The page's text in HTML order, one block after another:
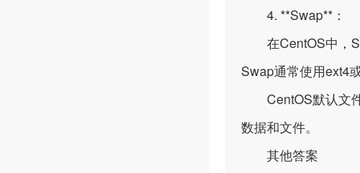
4. **Swap**：
在CentOS中，
Swap通常使用ext4
CentOS默认文件
数据和文件。
其他答案